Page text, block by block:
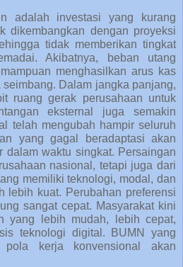
adalah investasi yang kurang
dikembangkan dengan proyeksi
tidak memberikan tingkat
Akibatnya, beban utang
menghasilkan arus kas
Dalam jangka panjang,
ruang gerak perusahaan untuk
eksternal juga semakin
telah mengubah hampir seluruh
yang gagal beradaptasi akan
dalam waktu singkat. Persaingan
nasional, tetapi juga dari
memiliki teknologi, modal, dan
lebih kuat. Perubahan preferensi
sangat cepat. Masyarakat kini
yang lebih mudah, lebih cepat,
teknologi digital. BUMN yang
pola kerja konvensional akan